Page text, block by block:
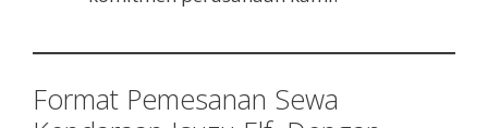
Format Pemesanan Sewa